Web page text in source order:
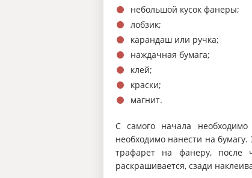
небольшой кусок фанеры;
лобзик;
карандаш или ручка;
наждачная бумага;
клей;
краски;
магнит.
С самого начала
необходимо нанести на
трафарет на фанеру, после
раскрашивается, сзади